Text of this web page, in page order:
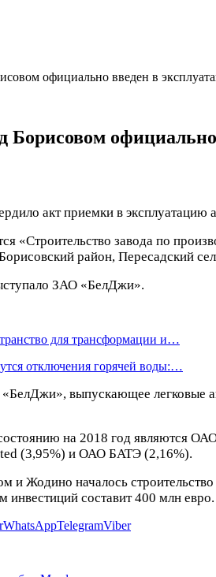
официально введен в
Борисовом
акт приемки в
«Строительство завода по
район, Пересадский
ЗАО «БелДжи».
для трансформации и…
отключения горячей воды:…
выпускающее легковые
на 2018 год являются
(3,95%) и ОАО БАТЭ (2,16%).
и Жодино началось
составит 400 млн
WhatsAppTelegramViber